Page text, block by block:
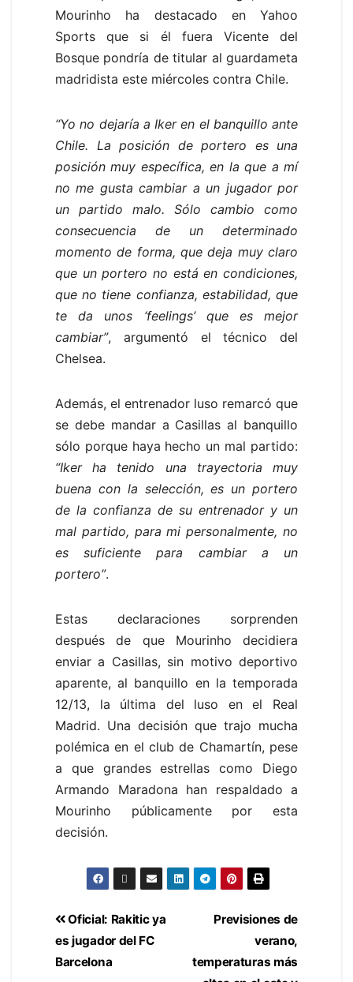
Mourinho ha destacado en Yahoo
Sports que si él fuera Vicente del
Bosque pondría de titular al guardameta
madridista este miércoles contra Chile.
“Yo no dejaría a Iker en el banquillo ante
Chile. La posición de portero es una
posición muy específica, en la que a mí
no me gusta cambiar a un jugador por
un partido malo. Sólo cambio como
consecuencia de un determinado
momento de forma, que deja muy claro
que un portero no está en condiciones,
que no tiene confianza, estabilidad, que
te da unos ‘feelings’ que es mejor
cambiar”, argumentó el técnico del
Chelsea.
Además, el entrenador luso remarcó que
se debe mandar a Casillas al banquillo
sólo porque haya hecho un mal partido:
“Iker ha tenido una trayectoria muy
buena con la selección, es un portero
de la confianza de su entrenador y un
mal partido, para mi personalmente, no
es suficiente para cambiar a un
portero”.
Estas declaraciones sorprenden
después de que Mourinho decidiera
enviar a Casillas, sin motivo deportivo
aparente, al banquillo en la temporada
12/13, la última del luso en el Real
Madrid. Una decisión que trajo mucha
polémica en el club de Chamartín, pese
a que grandes estrellas como Diego
Armando Maradona han respaldado a
Mourinho públicamente por esta
decisión.
Previsiones de
verano,
temperaturas más
Oficial: Rakitic ya
es jugador del FC
Barcelona